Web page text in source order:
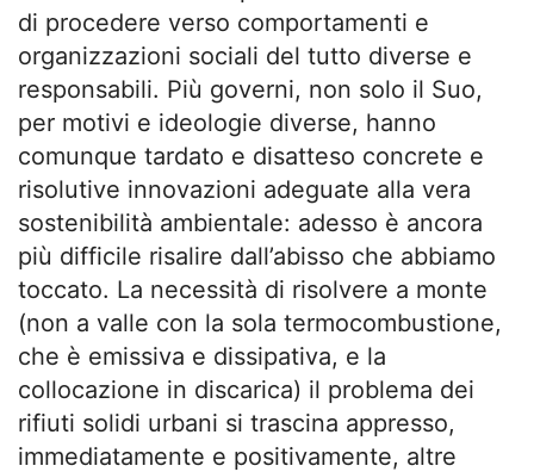
di procedere verso comportamenti e
organizzazioni sociali del tutto diverse e
responsabili. Più governi, non solo il Suo,
per motivi e ideologie diverse, hanno
comunque tardato e disatteso concrete e
risolutive innovazioni adeguate alla vera
sostenibilità ambientale: adesso è ancora
più difficile risalire dall’abisso che abbiamo
toccato. La necessità di risolvere a monte
(non a valle con la sola termocombustione,
che è emissiva e dissipativa, e la
collocazione in discarica) il problema dei
rifiuti solidi urbani si trascina appresso,
immediatamente e positivamente, altre